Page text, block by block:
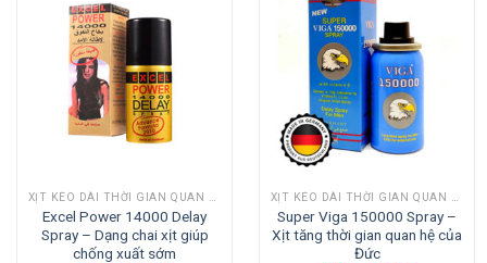
Excel Power 14000 Delay
Spray – Dạng chai xịt giúp
chống xuất sớm
Super Viga 150000 Spray –
Xịt tăng thời gian quan hệ của
Đức